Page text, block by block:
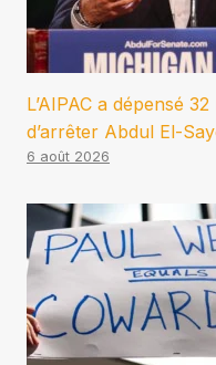
L’AIPAC a dépensé
d’arrêter Abdul El-
6 août 2026